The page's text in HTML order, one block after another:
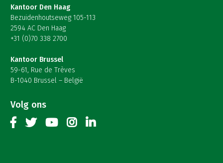
Kantoor Den Haag
Bezuidenhoutseweg 105-113
2594 AC Den Haag
+31 (0)70 338 2700
Kantoor Brussel
59-61, Rue de Trèves
B-1040 Brussel – België
Volg ons